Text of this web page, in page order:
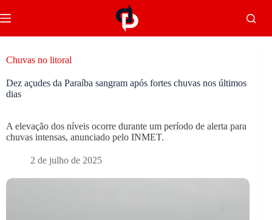
Chuvas no litoral
Dez açudes da Paraíba sangram após fortes chuvas nos últimos
dias
A elevação dos níveis ocorre durante um período de alerta para
chuvas intensas, anunciado pelo INMET.
2 de julho de 2025